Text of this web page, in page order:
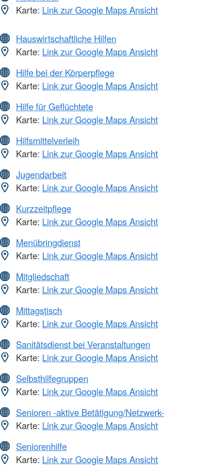
Karte: Link zur Google Maps Ansicht
Hauswirtschaftliche Hilfen
Karte: Link zur Google Maps Ansicht
Hilfe bei der Körperpflege
Karte: Link zur Google Maps Ansicht
Hilfe für Geflüchtete
Karte: Link zur Google Maps Ansicht
Hilfsmittelverleih
Karte: Link zur Google Maps Ansicht
Jugendarbeit
Karte: Link zur Google Maps Ansicht
Kurzzeitpflege
Karte: Link zur Google Maps Ansicht
Menübringdienst
Karte: Link zur Google Maps Ansicht
Mitgliedschaft
Karte: Link zur Google Maps Ansicht
Mittagstisch
Karte: Link zur Google Maps Ansicht
Sanitätsdienst bei Veranstaltungen
Karte: Link zur Google Maps Ansicht
Selbsthilfegruppen
Karte: Link zur Google Maps Ansicht
Senioren -aktive Betätigung/Netzwerk-
Karte: Link zur Google Maps Ansicht
Seniorenhilfe
Karte: Link zur Google Maps Ansicht